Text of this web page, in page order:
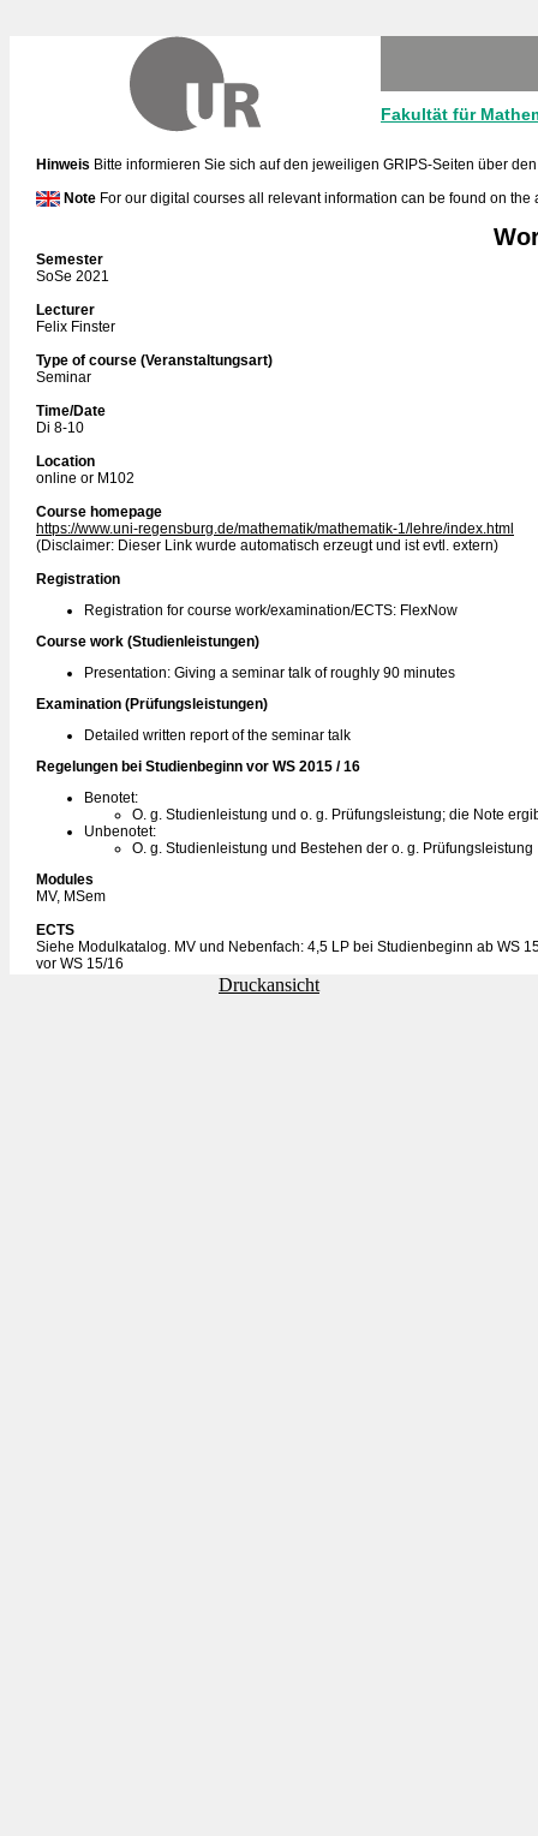
Fakultät für
Hinweis Bitte informieren Sie sich auf den jeweiligen GRIPS-Seiten über
Note For our digital courses all relevant information can be found on the
Semester
SoSe 2021
Lecturer
Felix Finster
Type of course (Veranstaltungsart)
Seminar
Time/Date
Di 8-10
Location
online or M102
Course homepage
https://www.uni-regensburg.de/mathematik/mathematik-1/lehre/index.html
(Disclaimer: Dieser Link wurde automatisch erzeugt und ist evtl. extern)
Registration
Registration for course work/examination/ECTS: FlexNow
Course work (Studienleistungen)
Presentation: Giving a seminar talk of roughly 90 minutes
Examination (Prüfungsleistungen)
Detailed written report of the seminar talk
Regelungen bei Studienbeginn vor WS 2015 / 16
Benotet:
O. g. Studienleistung und o. g. Prüfungsleistung; die Note
Unbenotet:
O. g. Studienleistung und Bestehen der o. g. Prüfungsleistung
Modules
MV, MSem
ECTS
Siehe Modulkatalog. MV und Nebenfach: 4,5 LP bei Studienbeginn ab WS
vor WS 15/16
Druckansicht